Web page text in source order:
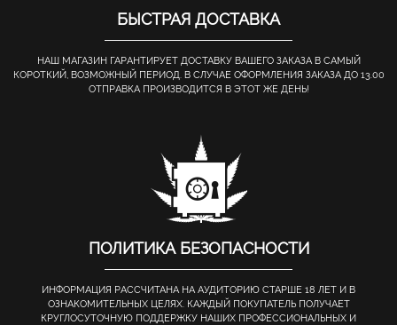
БЫСТРАЯ ДОСТАВКА
НАШ МАГАЗИН ГАРАНТИРУЕТ ДОСТАВКУ ВАШЕГО ЗАКАЗА В САМЫЙ
КОРОТКИЙ, ВОЗМОЖНЫЙ ПЕРИОД. В СЛУЧАЕ ОФОРМЛЕНИЯ ЗАКАЗА ДО 13.00
ОТПРАВКА ПРОИЗВОДИТСЯ В ЭТОТ ЖЕ ДЕНЬ!
ПОЛИТИКА БЕЗОПАСНОСТИ
ИНФОРМАЦИЯ РАССЧИТАНА НА АУДИТОРИЮ СТАРШЕ 18 ЛЕТ И В
ОЗНАКОМИТЕЛЬНЫХ ЦЕЛЯХ. КАЖДЫЙ ПОКУПАТЕЛЬ ПОЛУЧАЕТ
КРУГЛОСУТОЧНУЮ ПОДДЕРЖКУ НАШИХ ПРОФЕССИОНАЛЬНЫХ И